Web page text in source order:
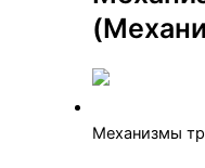
Механизмы